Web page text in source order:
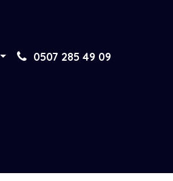
0507 285 49 09